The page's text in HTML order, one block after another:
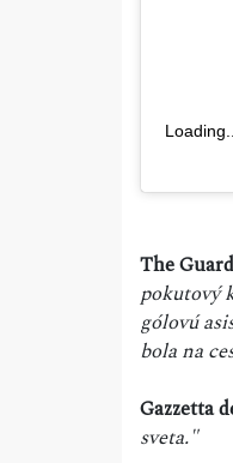
The
pokutový
gólovú
bola na
Gazzetta
sveta."